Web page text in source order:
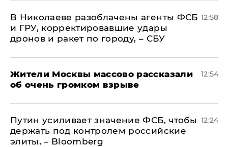
В Николаеве разоблачены агенты ФСБ
и ГРУ, корректировавшие удары
дронов и ракет по городу, – СБУ
12:58
Жители Москвы массово рассказали
об очень громком взрыве
12:54
Путин усиливает значение ФСБ, чтобы
держать под контролем российские
элиты, – Bloomberg
12:24